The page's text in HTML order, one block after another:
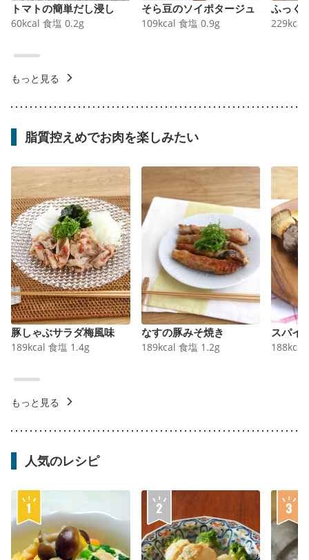
トマトの簡単だし浸し
60kcal 食塩 0.2g
そら豆のソイポタージュ
109kcal 食塩 0.9g
ふっく
229kcal
もっと見る
脂質控えめでお肉を楽しみたい
豚しゃぶサラダ梅風味
189kcal 食塩 1.4g
なすの豚みそ焼き
189kcal 食塩 1.2g
スパイ
188kcal
もっと見る
人気のレシピ